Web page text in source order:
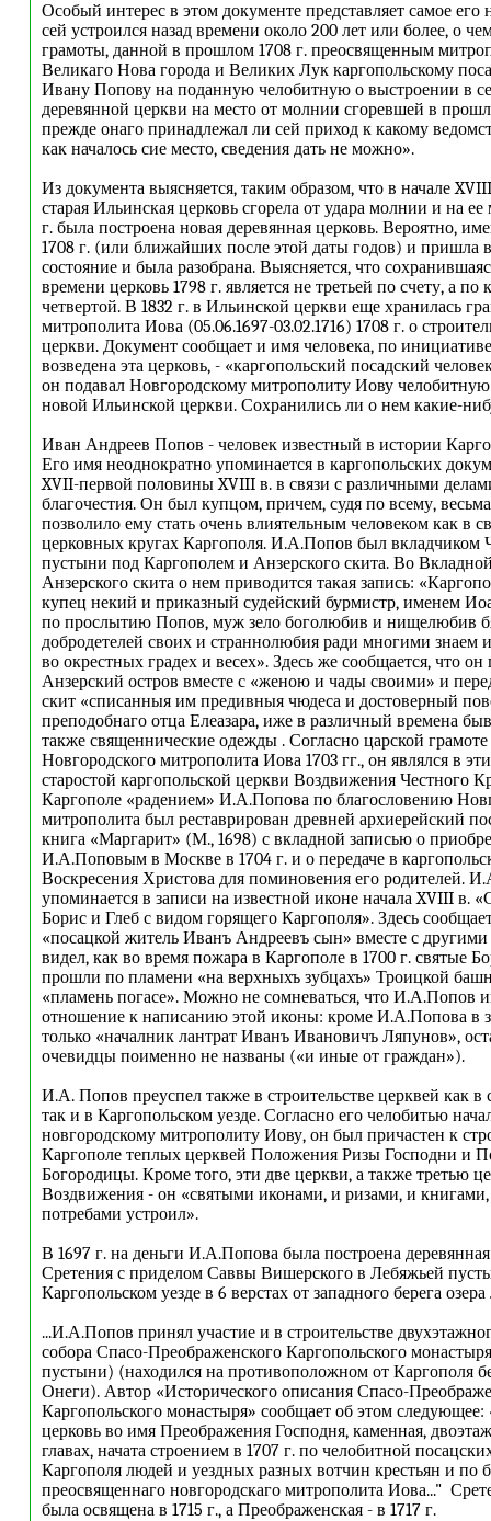
Особый интерес в этом документе представляет самое его
сей устроился назад времени около 200 лет или более, о
грамоты, данной в прошлом 1708 г. преосвященным
Великаго Нова города и Великих Лук каргопольскому
Ивану Попову на поданную челобитную о выстроении в
деревянной церкви на место от молнии сгоревшей в
прежде онаго принадлежал ли сей приход к какому
как началось сие место, сведения дать не можно».
Из документа выясняется, таким образом, что в начале
старая Ильинская церковь сгорела от удара молнии и на ее
г. была построена новая деревянная церковь. Вероятно,
1708 г. (или ближайших после этой даты годов) и пришла в
состояние и была разобрана. Выясняется, что
времени церковь 1798 г. является не третьей по счету, а по
четвертой. В 1832 г. в Ильинской церкви еще хранилась
митрополита Иова (05.06.1697-03.02.1716) 1708 г. о
церкви. Документ сообщает и имя человека, по
возведена эта церковь, - «каргопольский посадский
он подавал Новгородскому митрополиту Иову
новой Ильинской церкви. Сохранились ли о нем какие-
Иван Андреев Попов - человек известный в истории
Его имя неоднократно упоминается в каргопольских
XVII-первой половины XVIII в. в связи с различными
благочестия. Он был купцом, причем, судя по всему,
позволило ему стать очень влиятельным человеком как в
церковных кругах Каргополя. И.А.Попов был вкладчиком
пустыни под Каргополем и Анзерского скита. Во
Анзерского скита о нем приводится такая запись:
купец некий и приказный судейский бурмистр, именем
по прослытию Попов, муж зело боголюбив и нищелюбив
добродетелей своих и страннолюбия ради многими знаем
во окрестных градех и весех». Здесь же сообщается, что он
Анзерский остров вместе с «женою и чады своими» и
скит «списанныя им предивныя чюдеса и достоверный
преподобнаго отца Елеазара, иже в различный времена
также священнические одежды . Согласно царской грамоте
Новгородского митрополита Иова 1703 гг., он являлся в
старостой каргопольской церкви Воздвижения Честного
Каргополе «радением» И.А.Попова по благословению
митрополита был реставрирован древней архиерейский
книга «Маргарит» (М., 1698) с вкладной записью о
И.А.Поповым в Москве в 1704 г. и о передаче в
Воскресения Христова для поминовения его родителей.
упоминается в записи на известной иконе начала XVIII в.
Борис и Глеб с видом горящего Каргополя». Здесь
«посацкой житель Иванъ Андреевъ сын» вместе с
видел, как во время пожара в Каргополе в 1700 г. святые
прошли по пламени «на верхныхъ зубцахъ» Троицкой
«пламень погасе». Можно не сомневаться, что И.А.Попов
отношение к написанию этой иконы: кроме И.А.Попова в
только «началник лантрат Иванъ Ивановичъ Ляпунов»,
очевидцы поименно не названы («и иные от граждан»).
И.А. Попов преуспел также в строительстве церквей как в
так и в Каргопольском уезде. Согласно его челобитью
новгородскому митрополиту Иову, он был причастен к
Каргополе теплых церквей Положения Ризы Господни и
Богородицы. Кроме того, эти две церкви, а также третью
Воздвижения - он «святыми иконами, и ризами, и
потребами устроил».
В 1697 г. на деньги И.А.Попова была построена
Сретения с приделом Саввы Вишерского в Лебяжьей
Каргопольском уезде в 6 верстах от западного берега
...И.А.Попов принял участие и в строительстве
собора Спасо-Преображенского Каргопольского
пустыни) (находился на противоположном от Каргополя
Онеги). Автор «Исторического описания Спасо-
Каргопольского монастыря» сообщает об этом следующее:
церковь во имя Преображения Господня, каменная,
главах, начата строением в 1707 г. по челобитной
Каргополя людей и уездных разных вотчин крестьян и по
преосвященнаго новгородскаго митрополита Иова..."
была освящена в 1715 г., а Преображенская - в 1717 г.